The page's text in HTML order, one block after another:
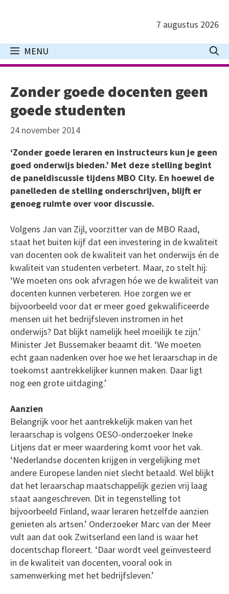
inhoud
7 augustus 2026
MENU
Zonder goede docenten geen
goede studenten
24 november 2014
‘Zonder goede leraren en instructeurs kun je geen
goed onderwijs bieden.’ Met deze stelling begint
de paneldiscussie tijdens MBO City. En hoewel de
panelleden de stelling onderschrijven, blijft er
genoeg ruimte over voor discussie.
Volgens Jan van Zijl, voorzitter van de MBO Raad,
staat het buiten kijf dat een investering in de kwaliteit
van docenten ook de kwaliteit van het onderwijs én de
kwaliteit van studenten verbetert. Maar, zo stelt hij:
‘We moeten ons ook afvragen hóe we de kwaliteit van
docenten kunnen verbeteren. Hoe zorgen we er
bijvoorbeeld voor dat er meer goed gekwalificeerde
mensen uit het bedrijfsleven instromen in het
onderwijs? Dat blijkt namelijk heel moeilijk te zijn.’
Minister Jet Bussemaker beaamt dit. ‘We moeten
echt gaan nadenken over hoe we het leraarschap in de
toekomst aantrekkelijker kunnen maken. Daar ligt
nog een grote uitdaging.’
Aanzien
Belangrijk voor het aantrekkelijk maken van het
leraarschap is volgens OESO-onderzoeker Ineke
Litjens dat er meer waardering komt voor het vak.
‘Nederlandse docenten krijgen in vergelijking met
andere Europese landen niet slecht betaald. Wel blijkt
dat het leraarschap maatschappelijk gezien vrij laag
staat aangeschreven. Dit in tegenstelling tot
bijvoorbeeld Finland, waar leraren hetzelfde aanzien
genieten als artsen.’ Onderzoeker Marc van der Meer
vult aan dat ook Zwitserland een land is waar het
docentschap floreert. ‘Daar wordt veel geïnvesteerd
in de kwaliteit van docenten, vooral ook in
samenwerking met het bedrijfsleven.’